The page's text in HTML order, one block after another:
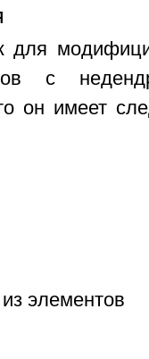
для
с
он имеет
элементов